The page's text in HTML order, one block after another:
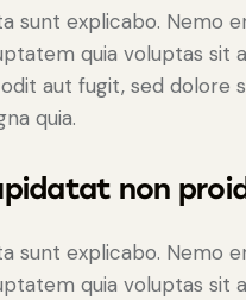
sunt explicabo. Nemo
quia voluptas sit
aut fugit, sed dolore
quia.
non
sunt explicabo. Nemo
quia voluptas sit